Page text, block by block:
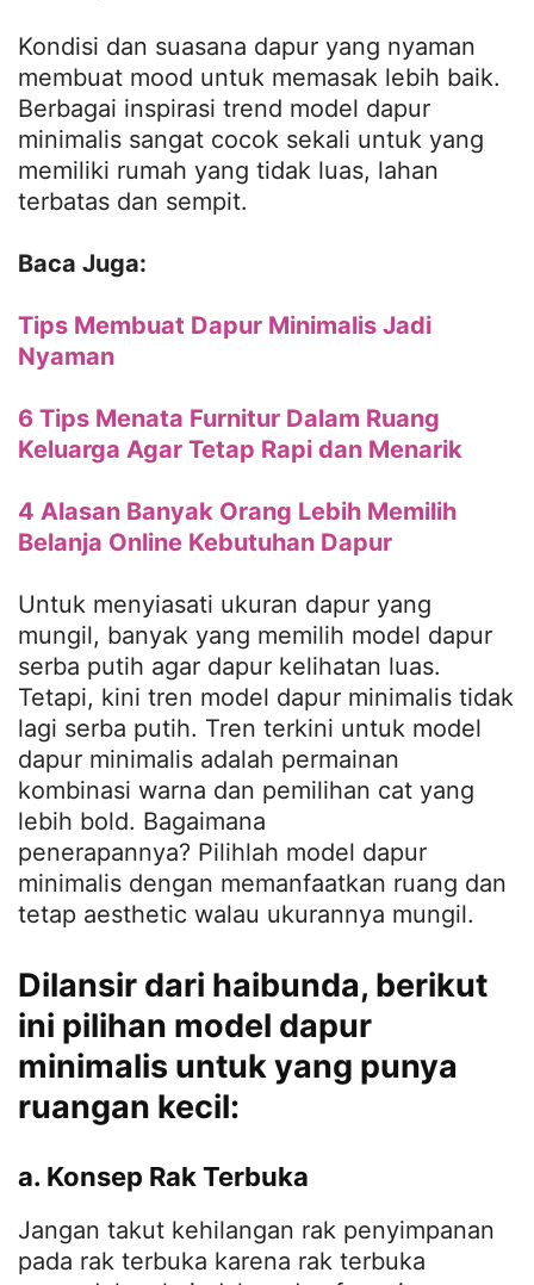
Kondisi dan suasana dapur yang nyaman
membuat mood untuk memasak lebih baik.
Berbagai inspirasi trend model dapur
minimalis sangat cocok sekali untuk yang
memiliki rumah yang tidak luas, lahan
terbatas dan sempit.
Baca Juga:
Tips Membuat Dapur Minimalis Jadi
Nyaman
6 Tips Menata Furnitur Dalam Ruang
Keluarga Agar Tetap Rapi dan Menarik
4 Alasan Banyak Orang Lebih Memilih
Belanja Online Kebutuhan Dapur
Untuk menyiasati ukuran dapur yang
mungil, banyak yang memilih model dapur
serba putih agar dapur kelihatan luas.
Tetapi, kini tren model dapur minimalis tidak
lagi serba putih. Tren terkini untuk model
dapur minimalis adalah permainan
kombinasi warna dan pemilihan cat yang
lebih bold. Bagaimana
penerapannya? Pilihlah model dapur
minimalis dengan memanfaatkan ruang dan
tetap aesthetic walau ukurannya mungil.
Dilansir dari haibunda, berikut
ini pilihan model dapur
minimalis untuk yang punya
ruangan kecil:
a. Konsep Rak Terbuka
Jangan takut kehilangan rak penyimpanan
pada rak terbuka karena rak terbuka